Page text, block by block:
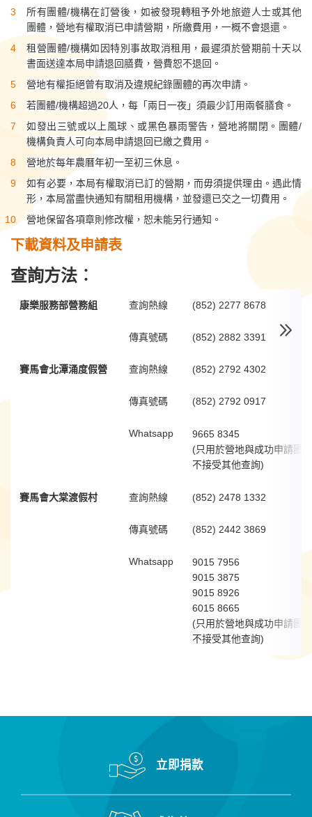
所有團體/機構在訂營後，如被發現轉租予外地旅遊人士或其他
團體，營地有權取消已申請營期，所繳費用，一概不會退還。
租營團體/機構如因特別事故取消租用，最遲須於營期前十天以
書面送達本局申請退回膳費，營費恕不退回。
營地有權拒絕曾有取消及違規紀錄團體的再次申請。
若團體/機構超過20人，每「兩日一夜」須最少訂用兩餐膳食。
如發出三號或以上風球、或黑色暴雨警告，營地將關閉。團體/
機構負責人可向本局申請退回已繳之費用。
營地於每年農曆年初一至初三休息。
如有必要，本局有權取消已訂的營期，而毋須提供理由。遇此情
形，本局當盡快通知有關租用機構，並發還已交之一切費用。
營地保留各項章則修改權，恕未能另行通知。
下載資料及申請表
查詢方法︰
康樂服務部營務組 查詢熱線 (852) 2277 8678
傳真號碼 (852) 2882 3391
賽馬會北潭涌度假營 查詢熱線 (852) 2792 4302
傳真號碼 (852) 2792 0917
Whatsapp
9665 8345
(只用於營地與成功申請團
不接受其他查詢)
賽馬會大棠渡假村 查詢熱線 (852) 2478 1332
傳真號碼 (852) 2442 3869
Whatsapp
9015 7956
9015 3875
9015 8926
6015 8665
(只用於營地與成功申請團
不接受其他查詢)
立即捐款